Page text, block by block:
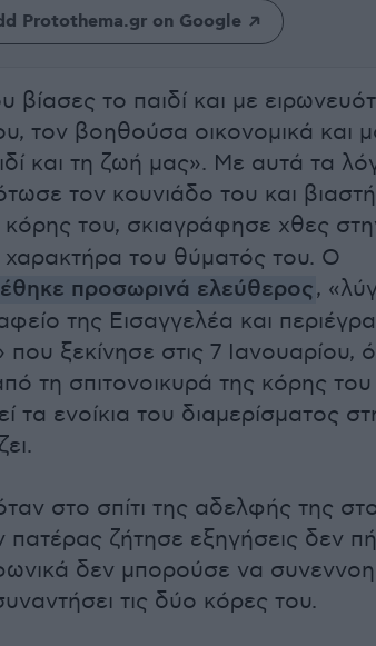
Protothema.gr on Google
βίασες το παιδί και με
τον βοηθούσα οικονομικά και
και τη ζωή μας». Με αυτά τα
τον κουνιάδο του και
του, σκιαγράφησε χθες
του θύματός του. Ο
προσωρινά ελεύθερος,
της Εισαγγελέα και
ξεκίνησε στις 7 Ιανουαρίου,
τη σπιτονοικυρά της κόρης του
τα ενοίκια του διαμερίσματος
στο σπίτι της αδελφής της
πατέρας ζήτησε εξηγήσεις δεν
δεν μπορούσε να
τις δύο κόρες του.